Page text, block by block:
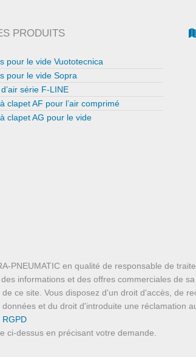
PRODUITS
pour le vide Vuototecnica
pour le vide Sopra
série F-LINE
clapet AF pour l’air comprimé
clapet AG pour le vide
PNEUMATIC en qualité de responsable de
informations et des offres commerciales de
ce site. Vous disposez d'un droit d'accès, de
et du droit d'introduite une réclamation
RGPD
ci-dessus en précisant votre demande.